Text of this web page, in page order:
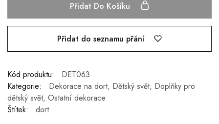
Přidat Do Košíku
Přidat do seznamu přání
Kód produktu:
DET063
Kategorie:
Dekorace na dort, Dětský svět, Doplňky pro
dětský svět, Ostatní dekorace
Štítek:
dort